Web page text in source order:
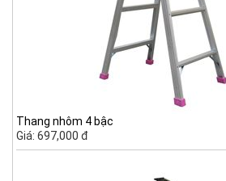
Thang nhôm 4 bậc
Giá: 697,000 đ